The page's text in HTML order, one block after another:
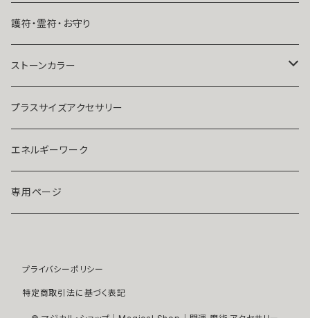
結婚したい
人気運・モテる
リング
イヤリング・ピアス
ストラップ・キーホルダー
マスクピアス
ブローチ
開運アイテム
K１４
Ｋ１８
プラチナ
ダイヤモンド
モアサナイト
パール
護符・霊符・お守り
ストーンカラー
クリア
ブルー
レッド
ピンク
プラスサイズアクセサリー
エネルギーワーク
専用ページ
プライバシーポリシー
特定商取引法に基づく表記